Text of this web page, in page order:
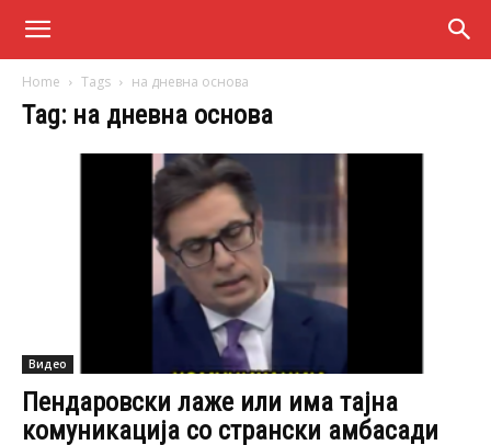
Home Tags на дневна основа
Tag: на дневна основа
Видео
Пендаровски лаже или има тајна
комуникација со странски амбасади